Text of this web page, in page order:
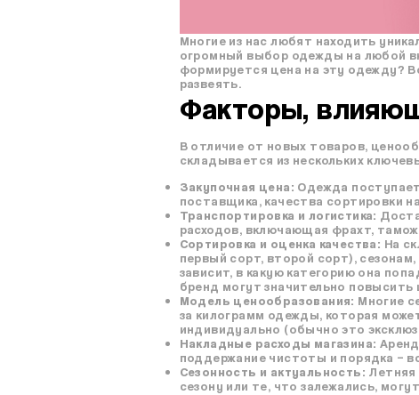
Многие из нас любят находить
огромный выбор одежды на любой
формируется цена на эту одежду?
развеять.
Факторы,
В отличие от новых товаров,
складывается из нескольких
Закупочная цена: Одежда
поставщика, качества сортировки
Транспортировка и логистика:
расходов, включающая фрахт,
Сортировка и оценка качества: На
первый сорт, второй сорт),
зависит, в какую категорию она
бренд могут значительно повысить
Модель ценообразования: Многие
за килограмм одежды, которая
индивидуально (обычно это
Накладные расходы магазина:
поддержание чистоты и порядка –
Сезонность и актуальность: Летняя
сезону или те, что залежались,